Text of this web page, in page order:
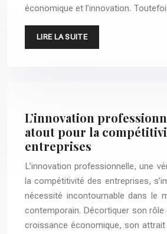
économique et l’innovation.
LIRE LA SUITE
L’innovation
atout pour la
entreprises
L’innovation professionnelle, une
la compétitivité des entreprises,
nécessité incontournable dans le
contemporain. Décortiquer son
croissance économique, son